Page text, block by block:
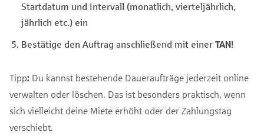
Startdatum und Intervall (monatlich, vierteljährlich,
jährlich etc.) ein
Bestätige den Auftrag anschließend mit einer TAN!
Tipp: Du kannst bestehende Daueraufträge jederzeit online
verwalten oder löschen. Das ist besonders praktisch, wenn
sich vielleicht deine Miete erhöht oder der Zahlungstag
verschiebt.